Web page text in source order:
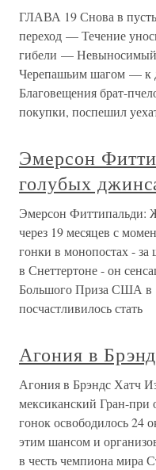
ГЛАВА 19 Снова в
переход — Течение
гибели —
Черепашьим шагом — к
Благовещения брат-
покупки, поспешил
Эмерсон
голубых
Эмерсон Фиттипальди:
через 19 месяцев с
гонки в монопостах -
в Снеттертоне - он
Большого Приза США в
посчастливилось стать
Агония в
Агония в Брэндс Хатч
мексиканский Гран-при
гонок освободилось 24
этим шансом и
в честь чемпиона мира